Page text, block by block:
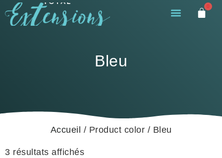
0
Bleu
Accueil / Product color / Bleu
3 résultats affichés